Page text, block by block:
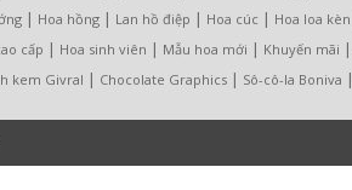
| Hoa hồng | Lan hồ điệp | Hoa cúc | Hoa loa kèn
cấp | Hoa sinh viên | Mẫu hoa mới | Khuyến mãi |
kem Givral | Chocolate Graphics | Sô-cô-la Boniva |